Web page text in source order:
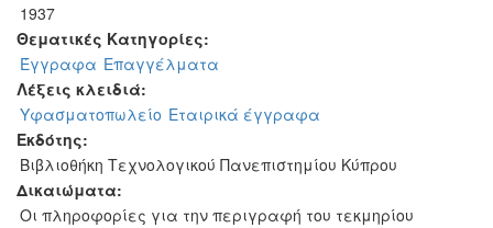
1937
Θεματικές Κατηγορίες:
Έγγραφα Επαγγέλματα
Λέξεις κλειδιά:
Υφασματοπωλείο Εταιρικά έγγραφα
Εκδότης:
Βιβλιοθήκη Τεχνολογικού Πανεπιστημίου Κύπρου
Δικαιώματα:
Οι πληροφορίες για την περιγραφή του τεκμηρίου